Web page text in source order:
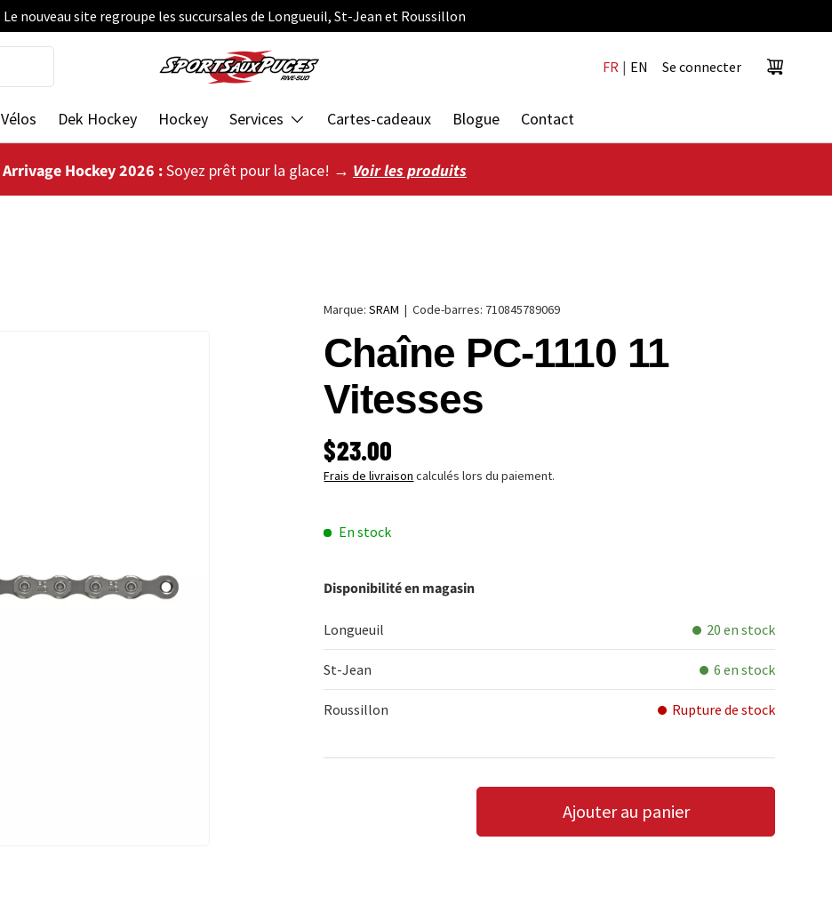
Le nouveau site regroupe les succursales de Longueuil, St-Jean et Roussillon
FR | EN Se connecter
Panier
Vélos Dek Hockey Hockey Services Cartes-cadeaux Blogue Contact
Arrivage Hockey 2026 :Soyez prêt pour la glace! → Voir les produits
Marque:SRAM |Code-barres: 710845789069
Chaîne PC-1110 11
Vitesses
PRIX HABITUEL
$23.00
Frais de livraison calculés lors du paiement.
En stock
Disponibilité en magasin
Longueuil 20 en stock
St-Jean 6 en stock
Roussillon Rupture de stock
AUGMENTER LA QUANTITÉ
Ajouter au panier